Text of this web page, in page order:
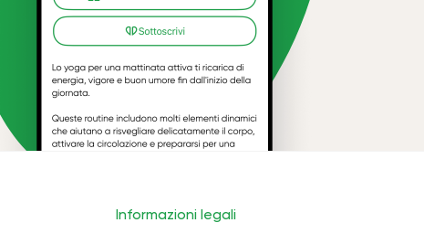
Informazioni legali